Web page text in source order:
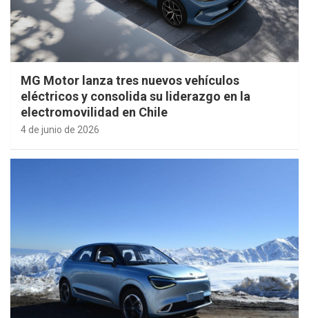
MG Motor lanza tres nuevos vehículos
eléctricos y consolida su liderazgo en la
electromovilidad en Chile
4 de junio de 2026